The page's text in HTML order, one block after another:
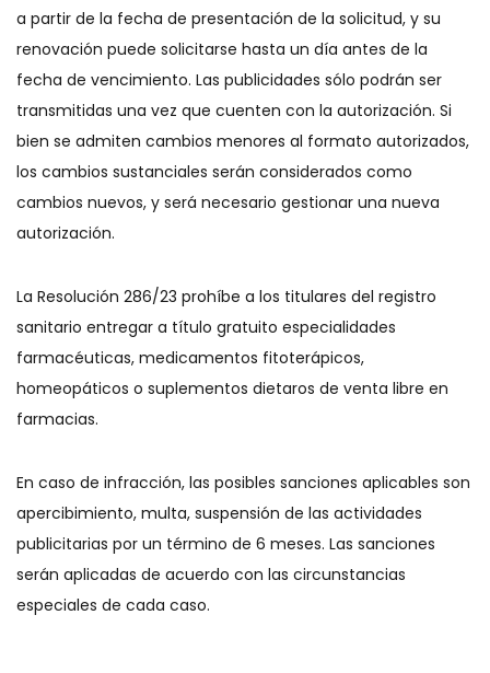
a partir de la fecha de presentación de la solicitud, y su
renovación puede solicitarse hasta un día antes de la
fecha de vencimiento. Las publicidades sólo podrán ser
transmitidas una vez que cuenten con la autorización. Si
bien se admiten cambios menores al formato autorizados,
los cambios sustanciales serán considerados como
cambios nuevos, y será necesario gestionar una nueva
autorización.
La Resolución 286/23 prohíbe a los titulares del registro
sanitario entregar a título gratuito especialidades
farmacéuticas, medicamentos fitoterápicos,
homeopáticos o suplementos dietaros de venta libre en
farmacias.
En caso de infracción, las posibles sanciones aplicables son
apercibimiento, multa, suspensión de las actividades
publicitarias por un término de 6 meses. Las sanciones
serán aplicadas de acuerdo con las circunstancias
especiales de cada caso.